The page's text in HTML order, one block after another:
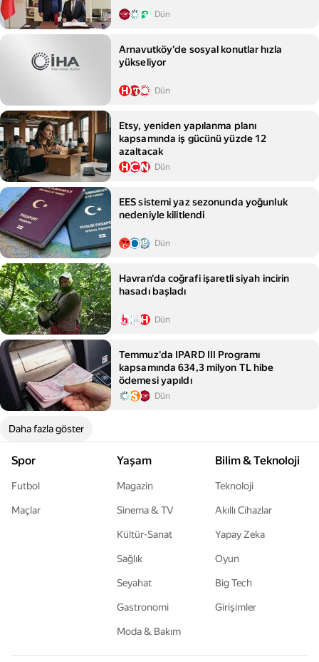
Dün
Arnavutköy'de sosyal konutlar hızla
yükseliyor
Dün
Etsy, yeniden yapılanma planı
kapsamında iş gücünü yüzde 12
azaltacak
Dün
EES sistemi yaz sezonunda yoğunluk
nedeniyle kilitlendi
Dün
Havran'da coğrafi işaretli siyah incirin
hasadı başladı
Dün
Temmuz'da IPARD III Programı
kapsamında 634,3 milyon TL hibe
ödemesi yapıldı
Dün
Daha fazla göster
Spor
Futbol
Maçlar
Yaşam
Magazin
Sinema & TV
Kültür-Sanat
Sağlık
Seyahat
Gastronomi
Moda & Bakım
Bilim & Teknoloji
Teknoloji
Akıllı Cihazlar
Yapay Zeka
Oyun
Big Tech
Girişimler